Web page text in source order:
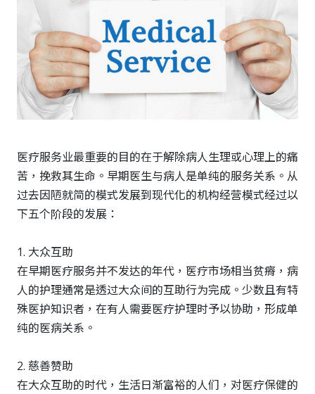
下载专区
医疗服务业最重要的目的在于解除病人生理或心理上的痛
苦，挽救其生命。早期医生与病人是单纯的服务关系。从
过去因陋就简的模式发展到现代化的机构经营模式经过以
下五个阶段的发展：
1. 大众互助
在早期医疗服务并不发达的年代，医疗市场相当贫瘠，病
人的护理通常是透过大众间的互助行为完成。少数且有特
殊医护知识者，在有人需要医疗护理时予以协助，形成单
纯的医病关系。
2. 慈善赞助
在大众互助的时代，生活日渐富裕的人们，对医疗保健的